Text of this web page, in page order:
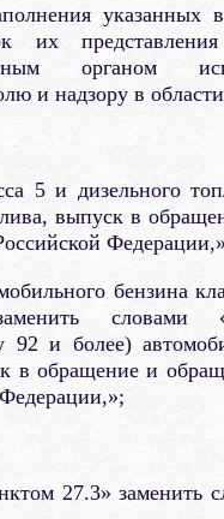
указанных
их
органом
и надзору в
5 и дизельного
выпуск в
бензина
словами
92 и более)
в обращение и
27.3» заменить